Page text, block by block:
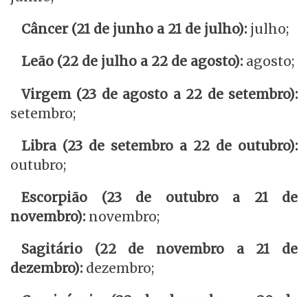
Câncer (21 de junho a 21 de julho): julho;
Leão (22 de julho a 22 de agosto): agosto;
Virgem (23 de agosto a 22 de setembro):
setembro;
Libra (23 de setembro a 22 de outubro):
outubro;
Escorpião (23 de outubro a 21 de
novembro): novembro;
Sagitário (22 de novembro a 21 de
dezembro): dezembro;